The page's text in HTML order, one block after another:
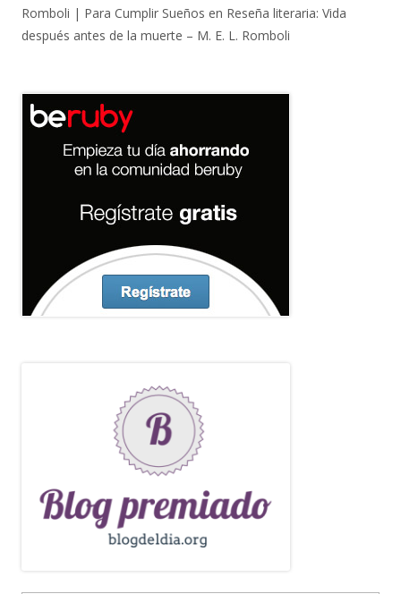
Romboli | Para Cumplir Sueños en Reseña literaria: Vida
después antes de la muerte – M. E. L. Romboli